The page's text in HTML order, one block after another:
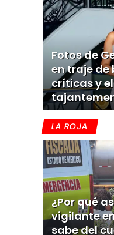
Fotos de
en traje de
críticas y
LA ROJA
¿Por qué
vigilante
sabe del